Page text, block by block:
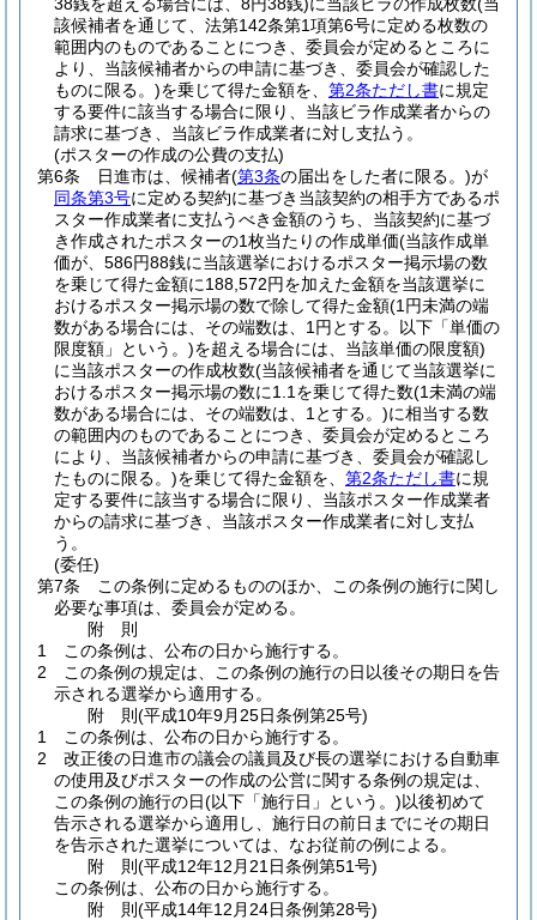
該候補者を通じて、法第142条第1項第6号に定める枚数の
範囲内のものであることにつき、委員会が定めるところに
より、当該候補者からの申請に基づき、委員会が確認した
ものに限る。)を乗じて得た金額を、 第2条ただし書に規定
する要件に該当する場合に限り、当該ビラ作成業者からの
請求に基づき、当該ビラ作成業者に対し支払う。
(ポスターの作成の公費の支払)
第6条
日進市は、候補者(第3条の届出をした者に限る。)が
同条第3号に定める契約に基づき当該契約の相手方であるポ
スター作成業者に支払うべき金額のうち、当該契約に基づ
き作成されたポスターの1枚当たりの作成単価(当該作成単
価が、586円88銭に当該選挙におけるポスター掲示場の数
を乗じて得た金額に188,572円を加えた金額を当該選挙に
おけるポスター掲示場の数で除して得た金額(1円未満の端
数がある場合には、その端数は、1円とする。以下「単価の
限度額」という。)を超える場合には、当該単価の限度額)
に当該ポスターの作成枚数(当該候補者を通じて当該選挙に
おけるポスター掲示場の数に1.1を乗じて得た数(1未満の端
数がある場合には、その端数は、1とする。)に相当する数
の範囲内のものであることにつき、委員会が定めるところ
により、当該候補者からの申請に基づき、委員会が確認し
たものに限る。)を乗じて得た金額を、 第2条ただし書に規
定する要件に該当する場合に限り、当該ポスター作成業者
からの請求に基づき、当該ポスター作成業者に対し支払
う。
(委任)
第7条
この条例に定めるもののほか、この条例の施行に関し
必要な事項は、委員会が定める。
附 則
1
この条例は、公布の日から施行する。
2
この条例の規定は、この条例の施行の日以後その期日を告
示される選挙から適用する。
附 則(平成10年9月25日条例第25号)
1
この条例は、公布の日から施行する。
2
改正後の日進市の議会の議員及び長の選挙における自動車
の使用及びポスターの作成の公営に関する条例の規定は、
この条例の施行の日(以下「施行日」という。)以後初めて
告示される選挙から適用し、施行日の前日までにその期日
を告示された選挙については、なお従前の例による。
附 則(平成12年12月21日条例第51号)
この条例は、公布の日から施行する。
附 則(平成14年12月24日条例第28号)